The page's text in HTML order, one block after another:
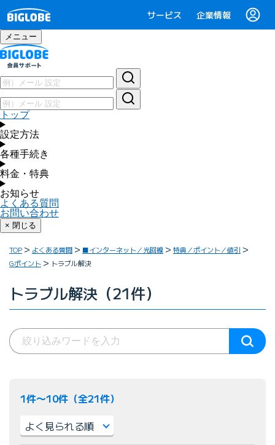
サービス 企業情報
メニュー
トップ
設定方法
各種手続き
料金・特典
お知らせ
よくある質問
お問い合わせ
× 閉じる
TOP よくある質問 ■インターネット／光回線
特典／ポイント／値引
Gポイント
トラブル解決
トラブル解決（21件）
1件〜10件（全21件）